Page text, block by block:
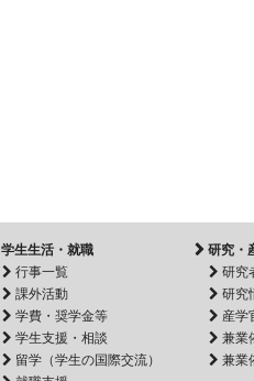
学生生活・就職
行事一覧
課外活動
学費・奨学金等
学生支援・相談
留学（学生の国際交流）
研究・
研究
研究
産学
兼業
兼業